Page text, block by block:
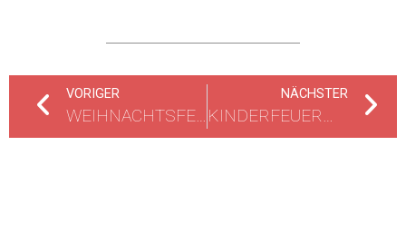
VORIGER
WEIHNACHTSFEIER DER KINDER- UND JUGENDFEUERWEHR 2025
NÄCHSTER
KINDERFEUERWEHR FEIERT IHR 15-JÄHRIGES JUBILÄUM